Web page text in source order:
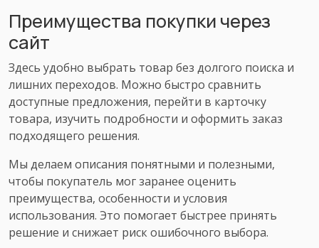
Преимущества покупки через
сайт
Здесь удобно выбрать товар без долгого поиска и
лишних переходов. Можно быстро сравнить
доступные предложения, перейти в карточку
товара, изучить подробности и оформить заказ
подходящего решения.
Мы делаем описания понятными и полезными,
чтобы покупатель мог заранее оценить
преимущества, особенности и условия
использования. Это помогает быстрее принять
решение и снижает риск ошибочного выбора.